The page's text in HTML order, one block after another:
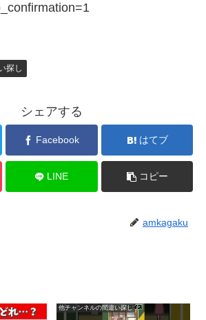
探し
シェアする
Facebook はてブ
LINE コピー
amkagaku
他チャンネルの間違い探し